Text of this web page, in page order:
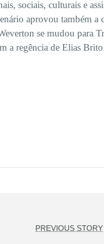
sociais, culturais e
aprovou também a
se mudou para
a regência de Elias
PREVIOUS STORY